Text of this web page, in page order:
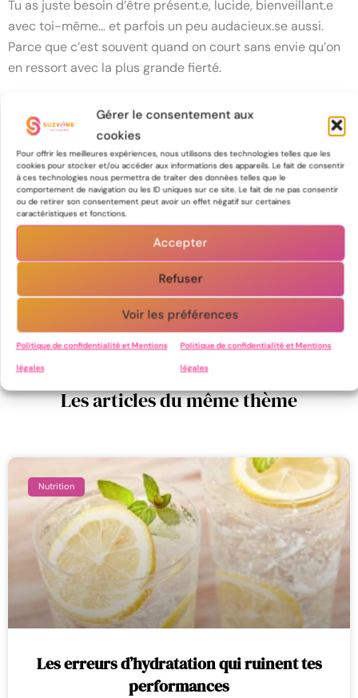
Gérer le consentement aux
cookies
Pour offrir les meilleures expériences, nous utilisons des technologies telles que les
cookies pour stocker et/ou accéder aux informations des appareils. Le fait de consentir
à ces technologies nous permettra de traiter des données telles que le
comportement de navigation ou les ID uniques sur ce site. Le fait de ne pas consentir
ou de retirer son consentement peut avoir un effet négatif sur certaines
caractéristiques et fonctions.
Accepter
Refuser
Voir les préférences
Politique de confidentialité et Mentions
légales
Politique de confidentialité et Mentions
légales
Tu as juste besoin d’être présent.e, lucide, bienveillant.e
avec toi-même… et parfois un peu audacieux.se aussi.
Parce que c’est souvent quand on court sans envie qu’on
en ressort avec la plus grande fierté.
Cliquez pour accepter les cookies
marketing et activer ce contenu
Les articles du même thème
Nutrition
Les erreurs d’hydratation qui ruinent tes
performances